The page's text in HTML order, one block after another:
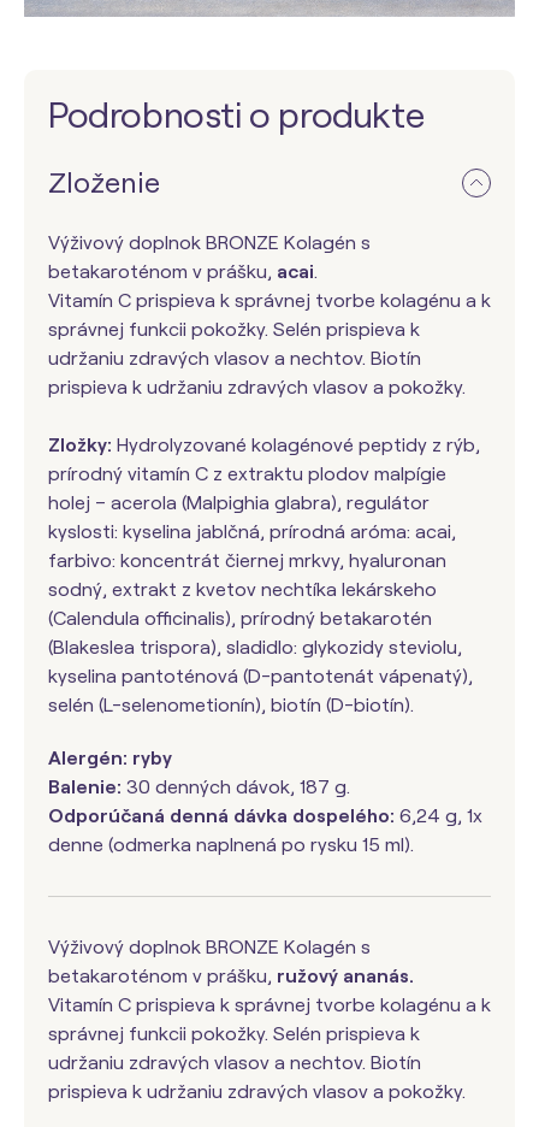
Podrobnosti o produkte
Zloženie
Výživový doplnok BRONZE Kolagén s
betakaroténom v prášku, acai.
Vitamín C prispieva k správnej tvorbe kolagénu a k
správnej funkcii pokožky. Selén prispieva k
udržaniu zdravých vlasov a nechtov. Biotín
prispieva k udržaniu zdravých vlasov a pokožky.
Zložky: Hydrolyzované kolagénové peptidy z rýb,
prírodný vitamín C z extraktu plodov malpígie
holej – acerola (Malpighia glabra), regulátor
kyslosti: kyselina jablčná, prírodná aróma: acai,
farbivo: koncentrát čiernej mrkvy, hyaluronan
sodný, extrakt z kvetov nechtíka lekárskeho
(Calendula officinalis), prírodný betakarotén
(Blakeslea trispora), sladidlo: glykozidy steviolu,
kyselina pantoténová (D-pantotenát vápenatý),
selén (L-selenometionín), biotín (D-biotín).
Alergén: ryby
Balenie: 30 denných dávok, 187 g.
Odporúčaná denná dávka dospelého: 6,24 g, 1x
denne (odmerka naplnená po rysku 15 ml).
Výživový doplnok BRONZE Kolagén s
betakaroténom v prášku, ružový ananás.
Vitamín C prispieva k správnej tvorbe kolagénu a k
správnej funkcii pokožky. Selén prispieva k
udržaniu zdravých vlasov a nechtov. Biotín
prispieva k udržaniu zdravých vlasov a pokožky.